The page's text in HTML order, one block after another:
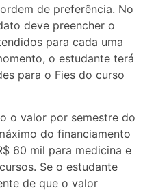
de preferência. No
deve preencher o
para cada uma
o estudante terá
para o Fies do curso
o valor por semestre do
do financiamento
60 mil para medicina e
Se o estudante
de que o valor